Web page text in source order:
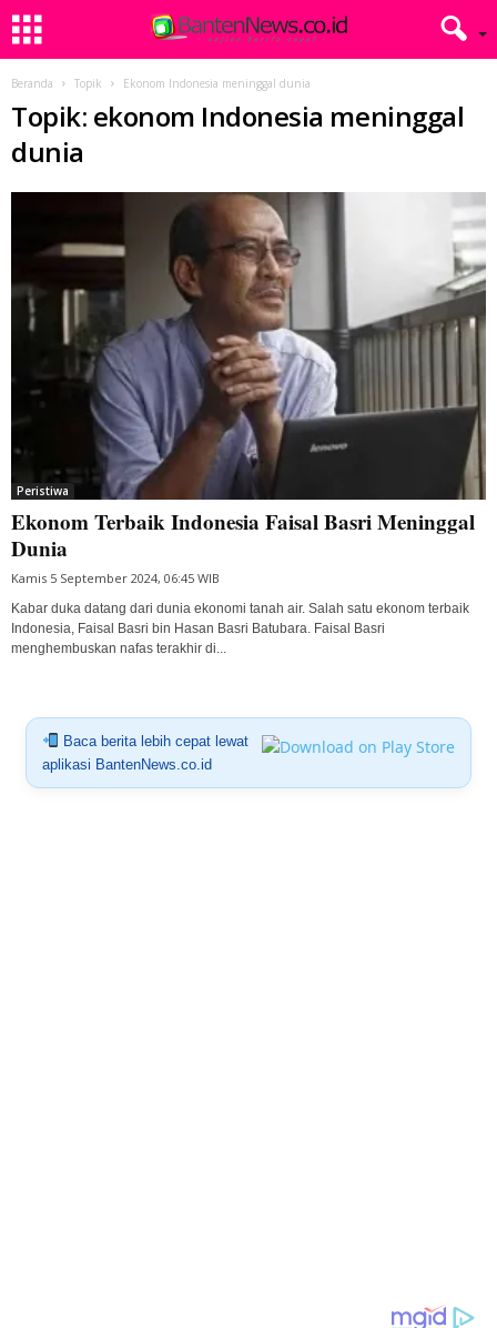
Beranda Topik Ekonom Indonesia meninggal dunia
Topik: ekonom Indonesia meninggal
dunia
Peristiwa
Ekonom Terbaik Indonesia Faisal Basri Meninggal
Dunia
Kamis 5 September 2024, 06:45 WIB
Kabar duka datang dari dunia ekonomi tanah air. Salah satu ekonom terbaik
Indonesia, Faisal Basri bin Hasan Basri Batubara. Faisal Basri
menghembuskan nafas terakhir di...
Baca berita lebih cepat lewat
aplikasi BantenNews.co.id